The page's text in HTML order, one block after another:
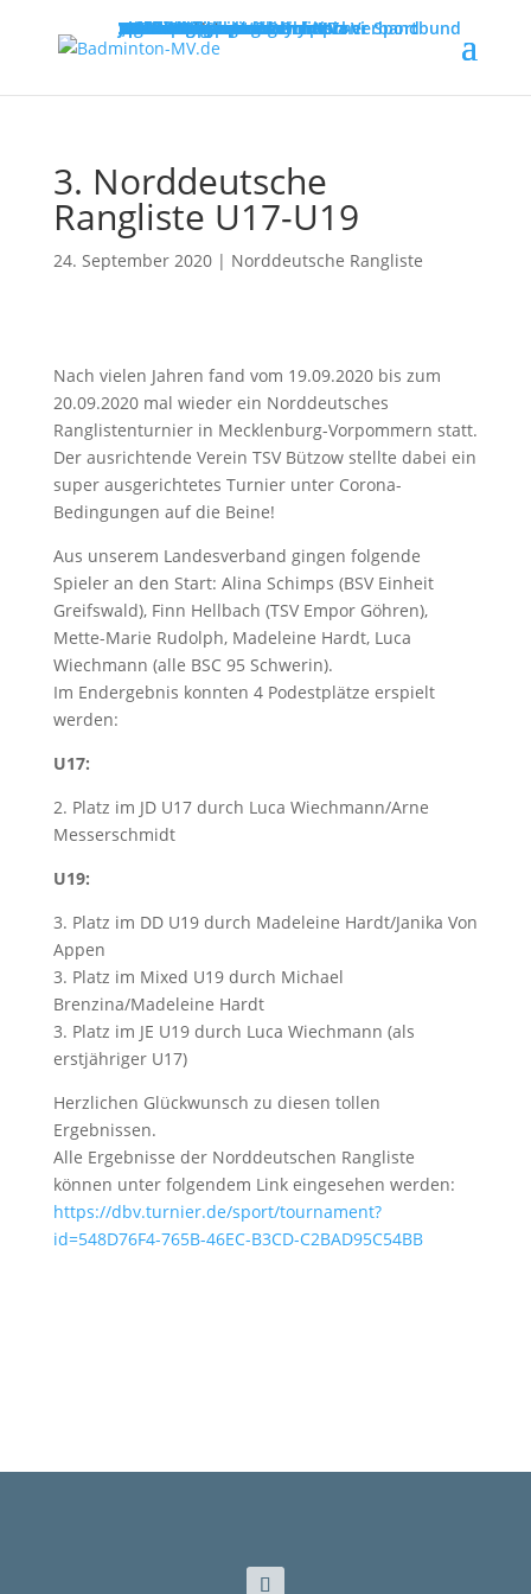
MENUMENU
Willkommen
Verband
Verbandsführung
Ausschreibungen
Vereine
Vereinsservice
Spielbetrieb
Turniere
Landesliga
Landesklasse
Bezirksliga
Lehre & Ausbildung
Ausbildungen
Fortbildungen
Trainerinfos
Schulsport
Shuttle Time
„Mach mit – spiel dich fit!“
Jugend trainiert für Olympia
Spiel- und Sportabzeichen
Badmintonabenteuer mit Toni
Links
DBV - Deutscher Badminton-Verband
DBV - Gruppe Nord
DOSB - Deutscher Olympischer Sportbund
LSB - Landessportbund MV
3. Norddeutsche
Rangliste U17-U19
24. September 2020| Norddeutsche Rangliste
Nach vielen Jahren fand vom 19.09.2020 bis zum
20.09.2020 mal wieder ein Norddeutsches
Ranglistenturnier in Mecklenburg-Vorpommern statt.
Der ausrichtende Verein TSV Bützow stellte dabei ein
super ausgerichtetes Turnier unter Corona-
Bedingungen auf die Beine!
Aus unserem Landesverband gingen folgende
Spieler an den Start: Alina Schimps (BSV Einheit
Greifswald), Finn Hellbach (TSV Empor Göhren),
Mette-Marie Rudolph, Madeleine Hardt, Luca
Wiechmann (alle BSC 95 Schwerin).
Im Endergebnis konnten 4 Podestplätze erspielt
werden:
U17:
2. Platz im JD U17 durch Luca Wiechmann/Arne
Messerschmidt
U19:
3. Platz im DD U19 durch Madeleine Hardt/Janika Von
Appen
3. Platz im Mixed U19 durch Michael
Brenzina/Madeleine Hardt
3. Platz im JE U19 durch Luca Wiechmann (als
erstjähriger U17)
Herzlichen Glückwunsch zu diesen tollen
Ergebnissen.
Alle Ergebnisse der Norddeutschen Rangliste
können unter folgendem Link eingesehen werden:
https://dbv.turnier.de/sport/tournament?
id=548D76F4-765B-46EC-B3CD-C2BAD95C54BB